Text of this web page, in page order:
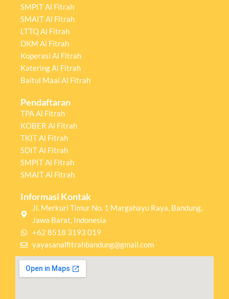
SMPIT Al Fitrah
SMAIT Al Fitrah
LTTQ Al Fitrah
DKM Al Fitrah
Koperasi Al Fitrah
Katering Al Fitrah
Baitul Maal Al Fitrah
Pendaftaran
TPA Al Fitrah
KOBER Al Fitrah
TKIT Al Fitrah
SDIT Al Fitrah
SMPIT Al Fitrah
SMAIT Al Fitrah
Informasi Kontak
Jl. Merkuri Timur No. 1 Margahayu Raya, Bandung,
Jawa Barat, Indonesia
+62 8518 3193 019
yayasanalfitrahbandung@gmail.com